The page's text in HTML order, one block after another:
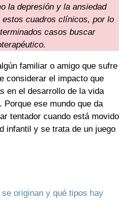
la depresión y la ansiedad
cuadros clínicos, por lo
casos buscar
familiar o amigo que sufre
considerar el impacto que
en el desarrollo de la vida
ese mundo que da
tentador cuando está movido
infantil y se trata de un juego
originan y qué tipos hay